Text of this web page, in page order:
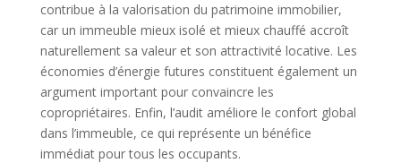
contribue à la valorisation du patrimoine immobilier,
car un immeuble mieux isolé et mieux chauffé accroît
naturellement sa valeur et son attractivité locative. Les
économies d’énergie futures constituent également un
argument important pour convaincre les
copropriétaires. Enfin, l’audit améliore le confort global
dans l’immeuble, ce qui représente un bénéfice
immédiat pour tous les occupants.